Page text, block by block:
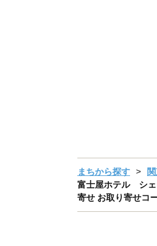
まちから探す
富士屋ホテル シェ
寄せ お取り寄せコ